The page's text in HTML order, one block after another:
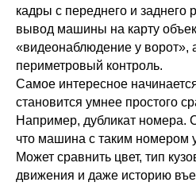
кадры с переднего и заднего
вывод машины на карту
«видеонаблюдение у ворот»,
периметровый контроль.
Самое интересное
становится умнее простого
Например, дубликат номера.
что машина с таким номером
Может сравнить цвет, тип
движения и даже историю